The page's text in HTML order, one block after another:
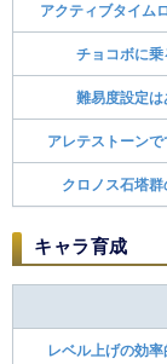
アクティブタイム
チョコボに乗
難易度設定は
アレテストーンで
クロノス石塔群
キャラ育成
レベル上げの効